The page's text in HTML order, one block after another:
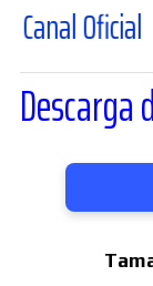
Descarga